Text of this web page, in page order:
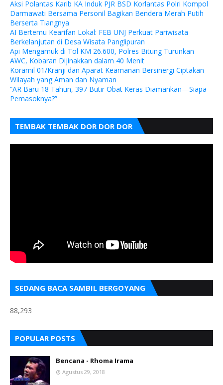
Aksi Polantas Karib KA Induk PJR BSD Korlantas Polri Kompol
Darmawati Bersama Personil Bagikan Bendera Merah Putih
Berserta Tiangnya
AI Bertemu Kearifan Lokal: FEB UNJ Perkuat Pariwisata
Berkelanjutan di Desa Wisata Panglipuran
Api Mengamuk di Tol KM 26.600, Polres Bitung Turunkan
AWC, Kobaran Dijinakkan dalam 40 Menit
Koramil 01/Kranji dan Aparat Keamanan Bersinergi Ciptakan
Wilayah yang Aman dan Nyaman
“AR Baru 18 Tahun, 397 Butir Obat Keras Diamankan—Siapa
Pemasoknya?”
TEMBAK TEMBAK DOR DOR DOR
SEDANG BACA SAMBIL BERGOYANG
88,293
POPULAR POSTS
Bencana - Rhoma Irama
Agustus 29, 2018